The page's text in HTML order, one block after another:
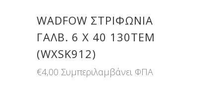
WADFOW ΣΤΡΙΦΩΝΙΑ
ΓΑΛΒ. 6 Χ 40 130ΤΕΜ
(WXSK912)
€4,00 Συμπεριλαμβάνει ΦΠΑ